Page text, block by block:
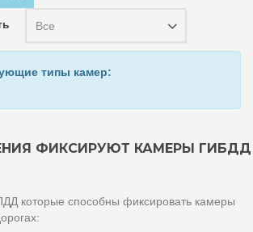
Все
типы камер:
ФИКСИРУЮТ КАМЕРЫ ГИБДД
которые способны фиксировать камеры